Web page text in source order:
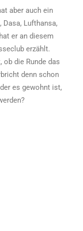
aber auch ein
Dasa, Lufthansa,
er an diesem
erzählt.
ob die Runde das
denn schon
es gewohnt ist,